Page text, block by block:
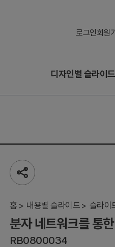
로그인회원
디자인별 슬라이드
공
유
기
홈 내용별 슬라이드 슬라이
분자
네트
통한
혁신
PPT
표지
분자 네트워크를 통
RB0800034